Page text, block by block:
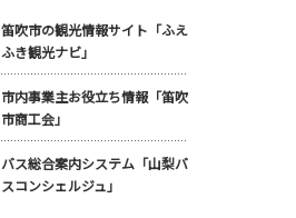
笛吹市の観光情報サイト「ふえ
ふき観光ナビ」
市内事業主お役立ち情報「笛吹
市商工会」
バス総合案内システム「山梨バ
スコンシェルジュ」